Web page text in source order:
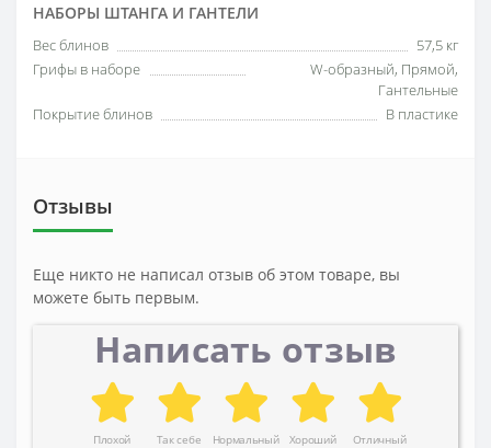
НАБОРЫ ШТАНГА И ГАНТЕЛИ
Вес блинов
57,5 кг
Грифы в наборе
W-образный, Прямой,
Гантельные
Покрытие блинов
В пластике
Отзывы
Еще никто не написал отзыв об этом товаре, вы
можете быть первым.
Написать отзыв
Плохой Так себе Нормальный Хороший Отличный